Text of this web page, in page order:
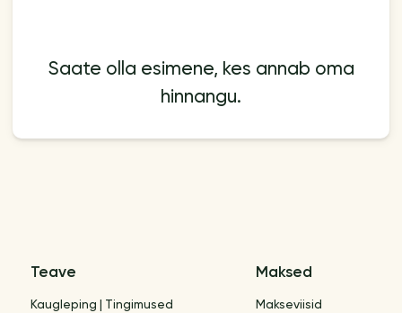
Saate olla esimene, kes annab oma
hinnangu.
Teave
Kaugleping | Tingimused
Maksed
Makseviisid